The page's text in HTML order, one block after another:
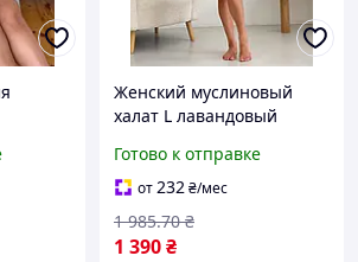
Женский муслиновый
халат L лавандовый
из хлопка халат кимоно
халат для отдыха
Готово к отправке
от232₴/мес
1 390₴
1 985.70 ₴